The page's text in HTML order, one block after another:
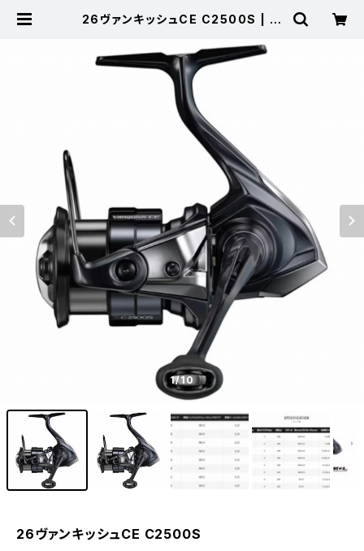
26ヴァンキッシュCE C2500S | 東
1/10
26ヴァンキッシュCE C2500S